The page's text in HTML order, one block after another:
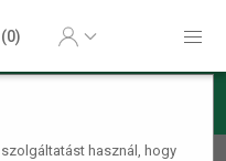
használ, hogy
(0)
Praktikus és kreatív termékek